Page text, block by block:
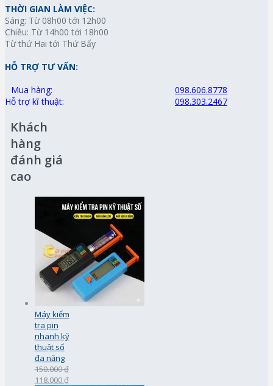
THỜI GIAN LÀM VIỆC:
Sáng: Từ 08h00 tới 12h00
Chiều: Từ 14h00 tới 18h00
Từ thứ Hai tới Thứ Bẩy
HỖ TRỢ TƯ VẤN:
Mua hàng:
098.606.8778
Hỗ trợ kĩ thuật:
098.303.2467
Khách
hàng
đánh giá
cao
Máy kiểm
tra pin
nhanh kỹ
thuật số
đa năng
150.000 ₫
118.000 ₫